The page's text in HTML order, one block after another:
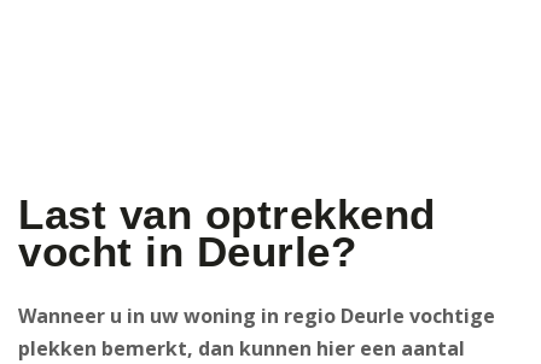
Last van optrekkend
vocht in Deurle?
Wanneer u in uw woning in regio Deurle vochtige
plekken bemerkt, dan kunnen hier een aantal